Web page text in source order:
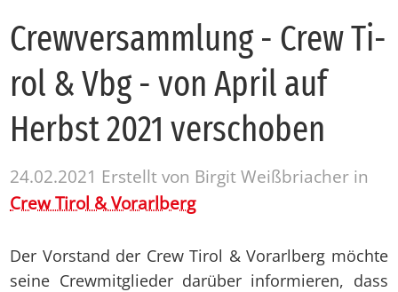
Crewver­samm­lung - Crew Ti­
rol & Vbg - von April auf
Herbst 2021 ver­scho­ben
24.02.2021 Erstellt von Birgit Weißbriacher in
Crew Tirol & Vorarlberg
Der Vorstand der Crew Tirol & Vorarlberg möchte
seine Crewmitglieder darüber informieren, dass